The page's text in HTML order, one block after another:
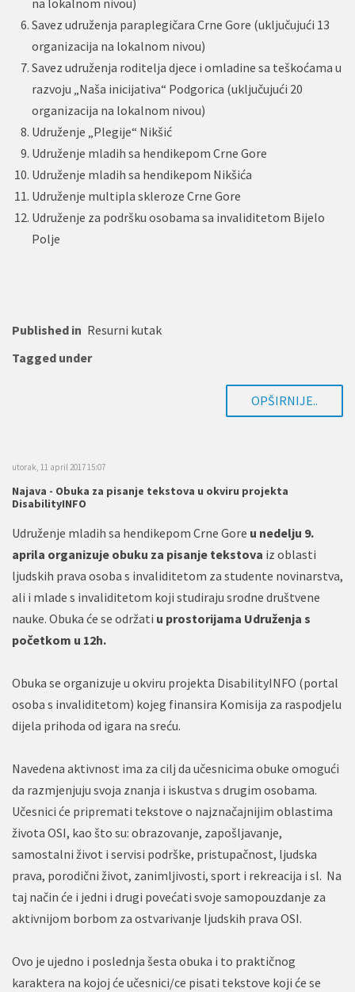
na lokalnom nivou)
Savez udruženja paraplegičara Crne Gore (uključujući 13
organizacija na lokalnom nivou)
Savez udruženja roditelja djece i omladine sa teškoćama u
razvoju „Naša inicijativa“ Podgorica (uključujući 20
organizacija na lokalnom nivou)
Udruženje „Plegije“ Nikšić
Udruženje mladih sa hendikepom Crne Gore
Udruženje mladih sa hendikepom Nikšića
Udruženje multipla skleroze Crne Gore
Udruženje za podršku osobama sa invaliditetom Bijelo
Polje
Published in Resurni kutak
Tagged under
OPŠIRNIJE..
utorak, 11 april 2017 15:07
Najava - Obuka za pisanje tekstova u okviru projekta
DisabilityINFO
Udruženje mladih sa hendikepom Crne Gore u nedelju 9.
aprila organizuje obuku za pisanje tekstova iz oblasti
ljudskih prava osoba s invaliditetom za studente novinarstva,
ali i mlade s invaliditetom koji studiraju srodne društvene
nauke. Obuka će se održati u prostorijama Udruženja s
početkom u 12h.
Obuka se organizuje u okviru projekta DisabilityINFO (portal
osoba s invaliditetom) kojeg finansira Komisija za raspodjelu
dijela prihoda od igara na sreću.
Navedena aktivnost ima za cilj da učesnicima obuke omogući
da razmjenjuju svoja znanja i iskustva s drugim osobama.
Učesnici će pripremati tekstove o najznačajnijim oblastima
života OSI, kao što su: obrazovanje, zapošljavanje,
samostalni život i servisi podrške, pristupačnost, ljudska
prava, porodični život, zanimljivosti, sport i rekreacija i sl. Na
taj način će i jedni i drugi povećati svoje samopouzdanje za
aktivnijom borbom za ostvarivanje ljudskih prava OSI.
Ovo je ujedno i poslednja šesta obuka i to praktičnog
karaktera na kojoj će učesnici/ce pisati tekstove koji će se